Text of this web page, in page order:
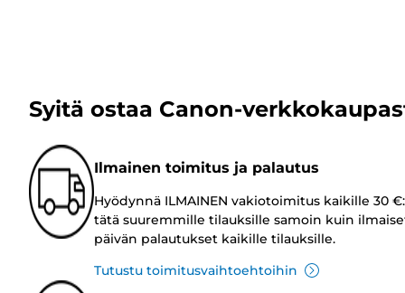
Syitä ostaa Canon-
Ilmainen toimitus ja palautus
Hyödynnä ILMAINEN vakiotoimitus kaikille 30
tätä suuremmille tilauksille samoin kuin
päivän palautukset kaikille tilauksille.
Tutustu toimitusvaihtoehtoihin